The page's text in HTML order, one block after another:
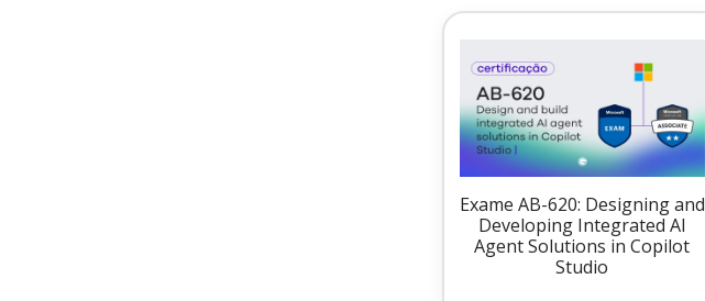
Exame AB-620: Designing and
Developing Integrated AI
Agent Solutions in Copilot
Studio